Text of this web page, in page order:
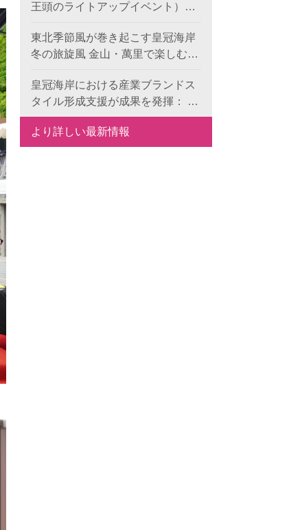
王頭のライトアップイベント）」
承》デジタル作品の公募が本日よ
り開始、世界中から代表的な地形
東北季節風が巻き起こす皇冠海岸
冬の旅旋風 金山・萬里で楽しむレ
皇冠海岸における産業ブランドス
タイル形成支援が成果を発揮： 6
つの特色ある目玉で、地域ブラン
ドの国際競争力を向上
より詳しい最新情報